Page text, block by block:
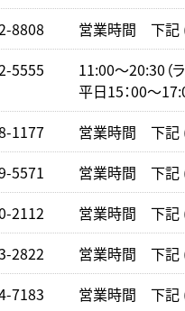
8808
営業時間 下記
5555
11:00～20:30（
平日15：00～
1177
営業時間 下記
5571
営業時間 下記
2112
営業時間 下記
2822
営業時間 下記
7183 営業時間 下記